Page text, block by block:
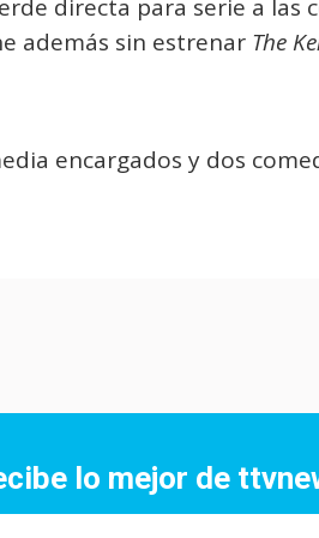
directa para serie a las
además sin estrenar The
encargados y dos
lo mejor de